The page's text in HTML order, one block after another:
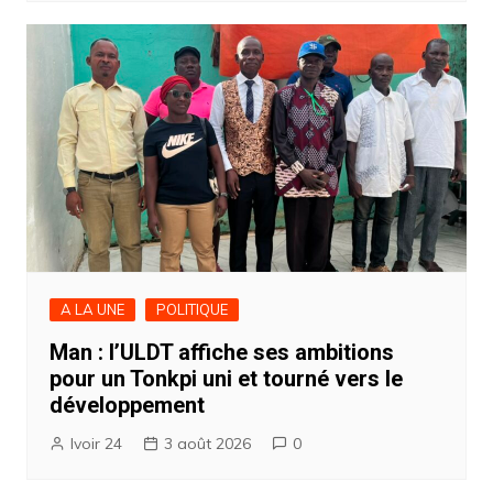
A LA UNE POLITIQUE
Man : l’ULDT affiche ses ambitions
pour un Tonkpi uni et tourné vers le
développement
Ivoir 24 3 août 2026 0